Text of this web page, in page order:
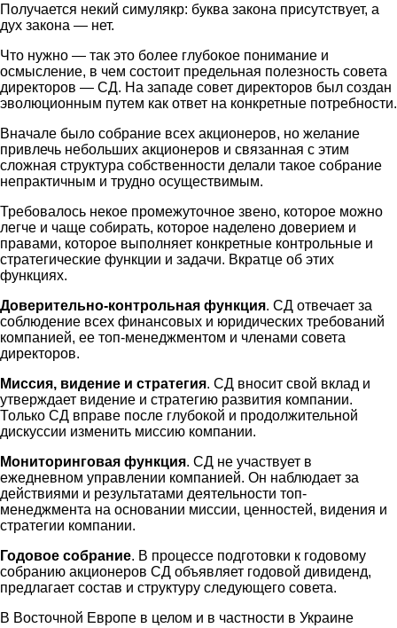
Получается некий симулякр: буква закона присутствует, а
дух закона — нет.
Что нужно — так это более глубокое понимание и
осмысление, в чем состоит предельная полезность совета
директоров — СД. На западе совет директоров был создан
эволюционным путем как ответ на конкретные потребности.
Вначале было собрание всех акционеров, но желание
привлечь небольших акционеров и связанная с этим
сложная структура собственности делали такое собрание
непрактичным и трудно осуществимым.
Требовалось некое промежуточное звено, которое можно
легче и чаще собирать, которое наделено доверием и
правами, которое выполняет конкретные контрольные и
стратегические функции и задачи. Вкратце об этих
функциях.
Доверительно-контрольная функция. СД отвечает за
соблюдение всех финансовых и юридических требований
компанией, ее топ-менеджментом и членами совета
директоров.
Миссия, видение и стратегия. СД вносит свой вклад и
утверждает видение и стратегию развития компании.
Только СД вправе после глубокой и продолжительной
дискуссии изменить миссию компании.
Мониторинговая функция. СД не участвует в
ежедневном управлении компанией. Он наблюдает за
действиями и результатами деятельности топ-
менеджмента на основании миссии, ценностей, видения и
стратегии компании.
Годовое собрание. В процессе подготовки к годовому
собранию акционеров СД объявляет годовой дивиденд,
предлагает состав и структуру следующего совета.
В Восточной Европе в целом и в частности в Украине